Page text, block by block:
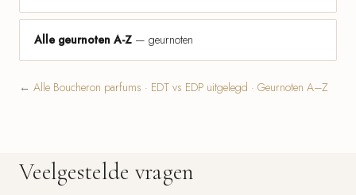
Alle geurnoten A-Z — geurnoten
← Alle Boucheron parfums · EDT vs EDP uitgelegd · Geurnoten A–Z
Veelgestelde vragen